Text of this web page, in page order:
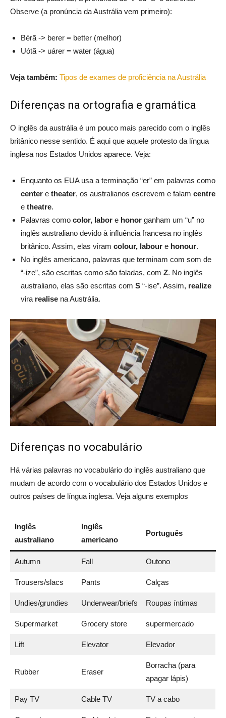
Observe (a pronúncia da Austrália vem primeiro):
Bérã -> berer = better (melhor)
Uótã -> uárer = water (água)
Veja também: Tipos de exames de proficiência na Austrália
Diferenças na ortografia e gramática
O inglês da austrália é um pouco mais parecido com o inglês
britânico nesse sentido. É aqui que aquele protesto da língua
inglesa nos Estados Unidos aparece. Veja:
Enquanto os EUA usa a terminação “er” em palavras como
center e theater, os australianos escrevem e falam centre
e theatre.
Palavras como color, labor e honor ganham um “u” no
inglês australiano devido à influência francesa no inglês
britânico. Assim, elas viram colour, labour e honour.
No inglês americano, palavras que terminam com som de
“-ize”, são escritas como são faladas, com Z. No inglês
australiano, elas são escritas com S “-ise”. Assim, realize
vira realise na Austrália.
Diferenças no vocabulário
Há várias palavras no vocabulário do inglês australiano que
mudam de acordo com o vocabulário dos Estados Unidos e
outros países de língua inglesa. Veja alguns exemplos
Inglês
australiano
Inglês
americano
Português
Autumn Fall Outono
Trousers/slacs Pants Calças
Undies/grundies Underwear/briefs Roupas íntimas
Supermarket Grocery store supermercado
Lift Elevator Elevador
Rubber Eraser
Borracha (para
apagar lápis)
Pay TV Cable TV TV a cabo